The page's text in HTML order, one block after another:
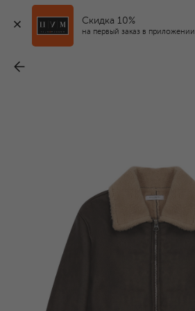
Скидка 10%
на первый заказ в приложении